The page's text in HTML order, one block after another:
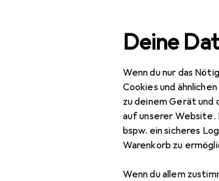
Deine
Wenn du nur das
Cookies und
zu deinem Gerät
auf unserer Website.
bspw. ein sicheres
Warenkorb zu
Wenn du allem
Navigation nach Kategorien